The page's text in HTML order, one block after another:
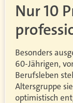
Nur 10
Besonders
60-Jährigen,
Berufsleben
Altersgruppe
optimistisch